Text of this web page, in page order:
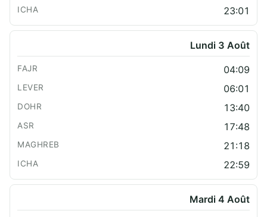
23:01
Lundi 3 Août
04:09
06:01
13:40
17:48
21:18
22:59
Mardi 4 Août